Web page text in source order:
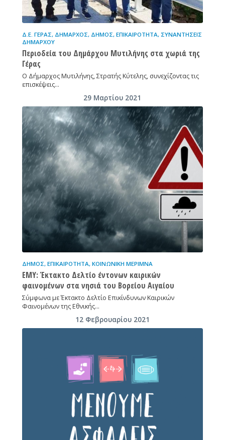
Δ.Ε. ΓΈΡΑΣ, ΔΉΜΑΡΧΟΣ, ΔΉΜΟΣ, ΕΠΙΚΑΙΡΌΤΗΤΑ, ΣΥΝΑΝΤΉΣΕΙΣ
ΔΗΜΆΡΧΟΥ
Περιοδεία του Δημάρχου Μυτιλήνης στα χωριά της
Γέρας
Ο Δήμαρχος Μυτιλήνης, Στρατής Κύτελης, συνεχίζοντας τις
επισκέψεις…
29 Μαρτίου 2021
ΔΉΜΟΣ, ΕΠΙΚΑΙΡΌΤΗΤΑ, ΚΟΙΝΩΝΙΚΉ ΜΈΡΙΜΝΑ
ΕΜΥ: Έκτακτο Δελτίο έντονων καιρικών
φαινομένων στα νησιά του Βορείου Αιγαίου
Σύμφωνα με Έκτακτο Δελτίο Επικίνδυνων Καιρικών
Φαινομένων της Εθνικής…
12 Φεβρουαρίου 2021